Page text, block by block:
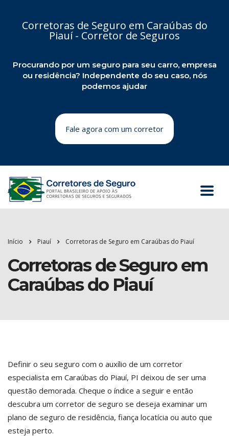
Corretoras de Seguro em Caraúbas do
Piauí - Corretor de Seguros
Procurando por um seguro para seu carro, empresa
ou residência? Independente do seu caso, nós
podemos ajudar
Fale agora com um corretor
Início Piauí Corretoras de Seguro em Caraúbas do Piauí
Corretoras de Seguro em
Caraúbas do Piauí
Definir o seu seguro com o auxílio de um corretor
especialista em Caraúbas do Piauí, PI deixou de ser uma
questão demorada. Cheque o índice a seguir e então
descubra um corretor de seguro se deseja examinar um
plano de seguro de residência, fiança locatícia ou auto que
esteja perto.